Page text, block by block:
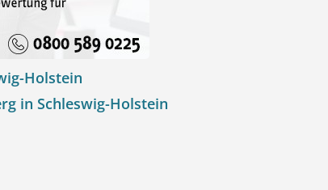
Holstein
in Schleswig-Holstein